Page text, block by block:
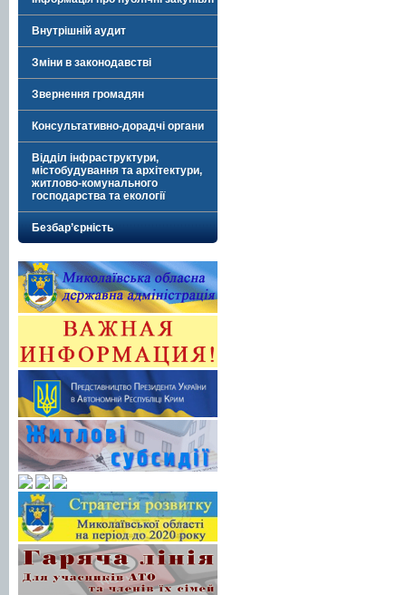
Внутрішній аудит
Зміни в законодавстві
Звернення громадян
Консультативно-дорадчі органи
Відділ інфраструктури,
містобудування та архітектури,
житлово-комунального
господарства та екології
Безбар’єрність